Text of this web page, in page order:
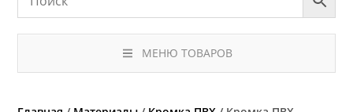
МЕНЮ ТОВАРОВ